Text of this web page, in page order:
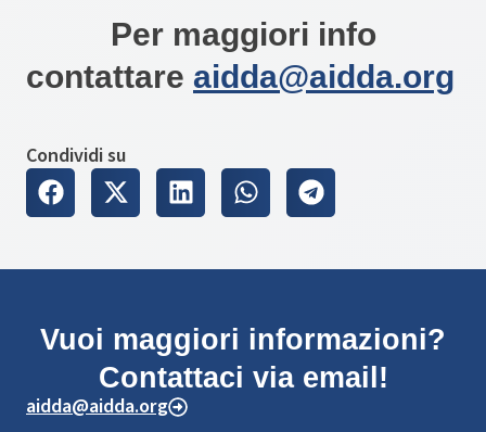
Per maggiori info
contattare aidda@aidda.org
Condividi su
Vuoi maggiori informazioni?
Contattaci via email!
aidda@aidda.org